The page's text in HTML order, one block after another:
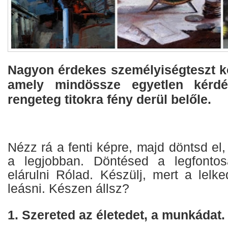
Nagyon érdekes személyiségteszt
amely mindössze egyetlen
rengeteg titokra fény derül belőle.
Nézz rá a fenti képre, majd döntsd
a legjobban. Döntésed a
elárulni Rólad. Készülj, mert a
leásni. Készen állsz?
1. Szereted az életedet, a munkádat.